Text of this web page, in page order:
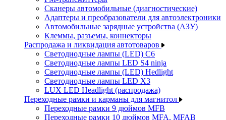
Сканеры автомобильные (диагностические)
Адаптеры и преобразователи для автоэлектроники
Автомобильные зарядные устройства (АЗУ)
Клеммы, разъемы, коннекторы
Распродажа и ликвидация автотоваров
Светодиодные лампы (LED) C6
Светодиодные лампы LED S4 ninja
Светодиодные лампы (LED) Hedlight
Светодиодные лампы LED X3
LUX LED Headlight (распродажа)
Переходные рамки и карманы для магнитол
Переходные рамки 9 дюймов MFB
Переходные рамки 10 дюймов MFA, MFAB